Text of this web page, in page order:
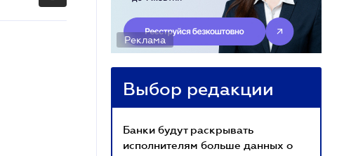
Реклама
Выбор редакции
Банки будут раскрывать
исполнителям больше данных о